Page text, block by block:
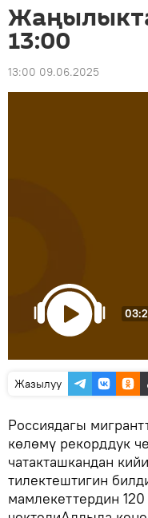
13:00
13:00 09.06.2025
Жазылуу
Россиядагы
көлөмү рекорддук
чатакташкандан
тилектештигин
мамлекеттердин